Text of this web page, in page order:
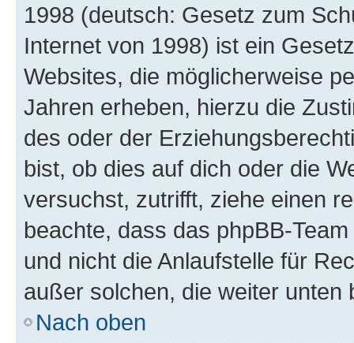
1998 (deutsch: Gesetz zum
Internet von 1998) ist ein
Websites, die möglicherweise
Jahren erheben, hierzu die
des oder der
bist, ob dies auf dich oder die
versuchst, zutrifft, ziehe einen
beachte, dass das phpBB-
und nicht die Anlaufstelle für
außer solchen, die weiter unten
Nach oben